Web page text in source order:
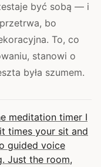
być sobą — i
bo
To, co
stanowi o
była szumem.
meditation timer I
times your sit and
guided voice
Just the room,